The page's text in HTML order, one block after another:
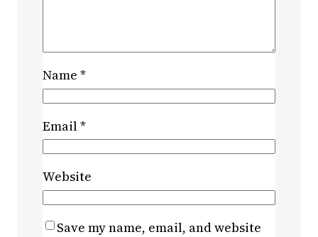
Name *
Email*
Website
Save my name, email, and website